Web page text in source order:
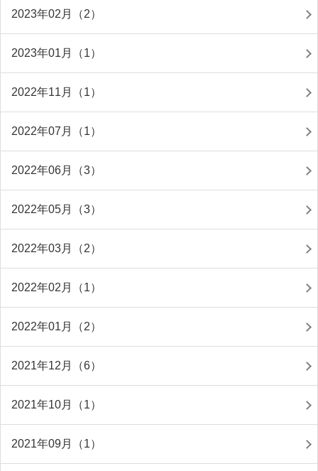
2023年02月（2）
2023年01月（1）
2022年11月（1）
2022年07月（1）
2022年06月（3）
2022年05月（3）
2022年03月（2）
2022年02月（1）
2022年01月（2）
2021年12月（6）
2021年10月（1）
2021年09月（1）